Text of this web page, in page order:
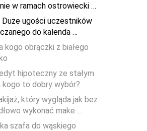
w ramach ostrowiecki …
ugości uczestników
do kalenda …
kogo obrączki z białego
hipoteczny ze stałym
to dobry wybór?
który wygląda jak bez
wykonać make …
szafa do wąskiego